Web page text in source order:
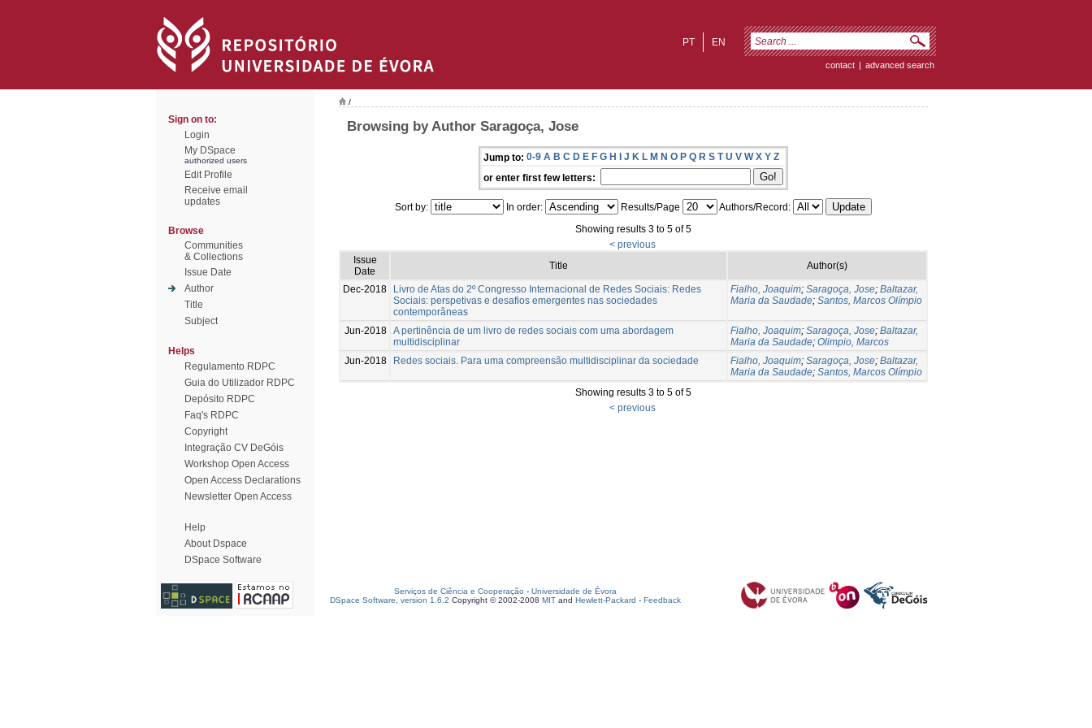
EN
PT
contact | advanced search
Sign on to:
Login
My DSpace
authorized users
Edit Profile
Receive email
updates
Browse
Communities
& Collections
Issue Date
Author
Title
Subject
Helps
Regulamento RDPC
Guia do Utilizador RDPC
Depósito RDPC
Faq's RDPC
Copyright
Integração CV DeGóis
Workshop Open Access
Open Access Declarations
Newsletter Open Access
Help
About Dspace
DSpace Software
/
Browsing by Author Saragoça, Jose
Jump to: 0-9 A B C D E F G H I J K L M N O P Q R S T U V W X Y Z
or enter first few letters:
Sort by: In order: Results/Page
Authors/Record:
Showing results 3 to 5 of 5
< previous
Issue
Date
Title Author(s)
Dec-2018
Livro de Atas do 2º Congresso Internacional de Redes Sociais: Redes
Sociais: perspetivas e desafios emergentes nas sociedades
contemporâneas
Fialho, Joaquim; Saragoça, Jose; Baltazar,
Maria da Saudade; Santos, Marcos Olímpio
Jun-2018 A pertinência de um livro de redes sociais com uma abordagem
multidisciplinar
Fialho, Joaquim; Saragoça, Jose; Baltazar,
Maria da Saudade; Olimpio, Marcos
Jun-2018
Redes sociais. Para uma compreensão multidisciplinar da sociedade Fialho, Joaquim; Saragoça, Jose; Baltazar,
Maria da Saudade; Santos, Marcos Olímpio
Showing results 3 to 5 of 5
< previous
Serviços de Ciência e Cooperação - Universidade de Évora
DSpace Software, version 1.6.2 Copyright © 2002-2008 MIT and Hewlett-Packard - Feedback